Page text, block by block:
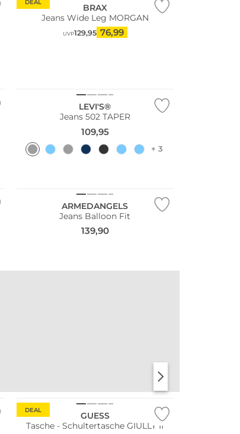
DEAL
BRAX
Jeans Wide Leg MORGAN
UVP129,95 76,99
LEVI'S®
Jeans 502 TAPER
109,95
+ 3
ARMEDANGELS
Jeans Balloon Fit
139,90
DEAL
GUESS
Tasche - Schultertasche GIULLY II